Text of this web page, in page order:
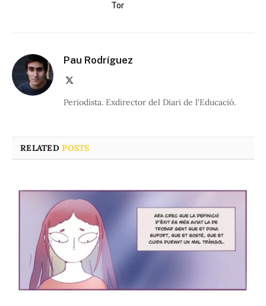
Tor
Pau Rodríguez
Periodista. Exdirector del Diari de l'Educació.
RELATEDPOSTS